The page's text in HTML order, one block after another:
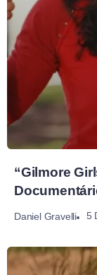
“Gilmore
Daniel Gravelli 5